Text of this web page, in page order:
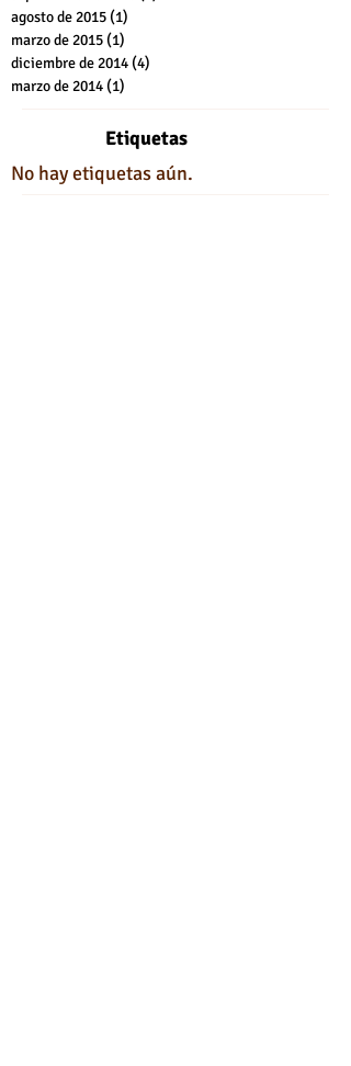
agosto de 2015(1)
marzo de 2015(1)
diciembre de 2014(4)
marzo de 2014(1)
Etiquetas
No hay etiquetas aún.